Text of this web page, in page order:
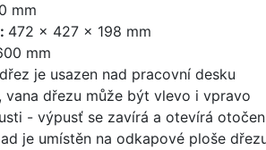
mm
472 x 427 x 198 mm
mm
je usazen nad pracovní desku
vana dřezu může být vlevo i vpravo
- výpusť se zavírá a otevírá
je umístěn na odkapové ploše